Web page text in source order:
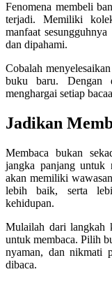
Fenomena membeli
terjadi. Memiliki
manfaat
dan dipahami.
Cobalah
buku baru. Dengan
menghargai setiap
Jadikan
Membaca bukan
jangka panjang untuk
akan memiliki
lebih baik, serta
kehidupan.
Mulailah dari langkah
untuk membaca. Pilih
nyaman, dan nikmati
dibaca.